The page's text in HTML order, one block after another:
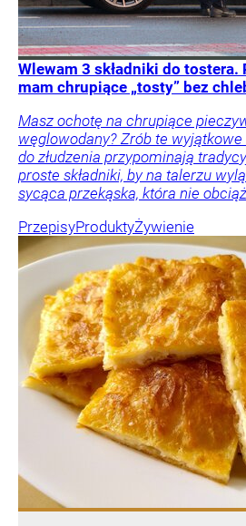
Wlewam 3 składniki do
mam chrupiące „tosty” bez
Masz ochotę na chrupiące
węglowodany? Zrób te
do złudzenia przypominają
proste składniki, by na talerzu
sycąca przekąska, która nie
PrzepisyProduktyŻywienie